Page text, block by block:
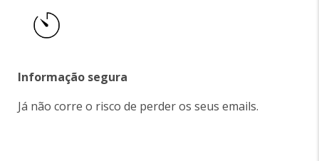
Informação segura
Já não corre o risco de perder os seus emails.